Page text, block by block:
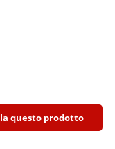
questo prodotto